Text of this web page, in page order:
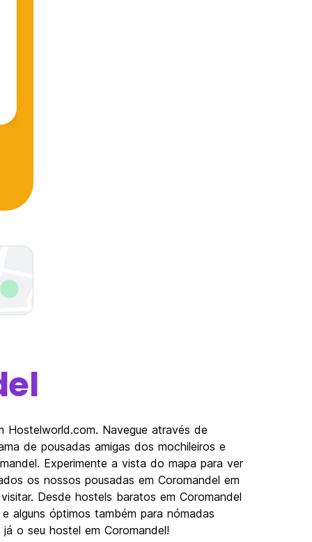
Hostelworld.com. Navegue através de
de pousadas amigas dos mochileiros e
Experimente a vista do mapa para ver
os nossos pousadas em Coromandel em
Desde hostels baratos em Coromandel
alguns óptimos também para nómadas
o seu hostel em Coromandel!